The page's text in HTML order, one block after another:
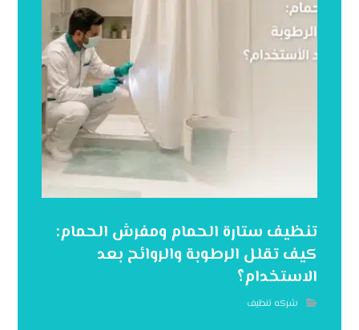
تنظيف ستارة الحمام ومفرش الحمام:
كيف تقلل الرطوبة والروائح بعد
الاستخدام؟
شركه تنظيف